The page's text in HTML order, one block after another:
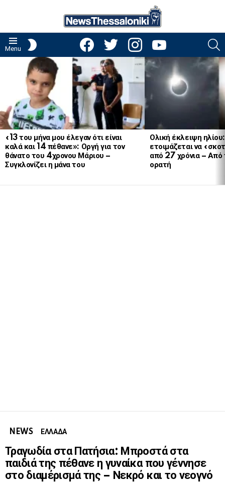
Menu
facebooktwitter instagramyoutube
STORIES
«13 του μήνα μου έλεγαν ότι είναι
καλά και 14 πέθανε»: Οργή για τον
θάνατο του 4χρονου Μάριου –
Συγκλονίζει η μάνα του
Ολική έκλειψη
ετοιμάζεται να
από 27 χρόνια – Από
ορατή
NEWS ΕΛΛΑΔΑ
Τραγωδία στα Πατήσια: Μπροστά στα
παιδιά της πέθανε η γυναίκα που γέννησε
στο διαμέρισμά της – Νεκρό και το νεογνό